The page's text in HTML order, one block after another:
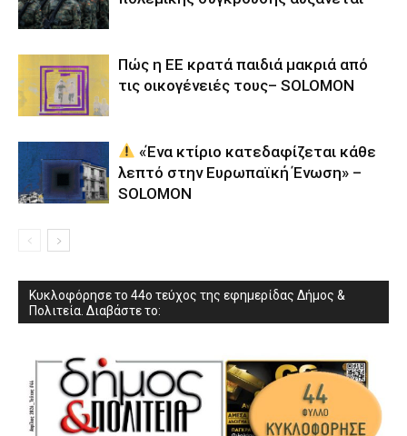
Πώς η ΕΕ κρατά παιδιά μακριά από
τις οικογένειές τους– SOLOMON
«Ένα κτίριο κατεδαφίζεται κάθε
λεπτό στην Ευρωπαϊκή Ένωση» –
SOLOMON
Κυκλοφόρησε το 44ο τεύχος της εφημερίδας Δήμος &
Πολιτεία. Διαβάστε το: